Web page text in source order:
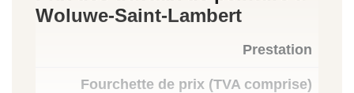
Woluwe-Saint-Lambert
Prestation
Fourchette de prix (TVA comprise)